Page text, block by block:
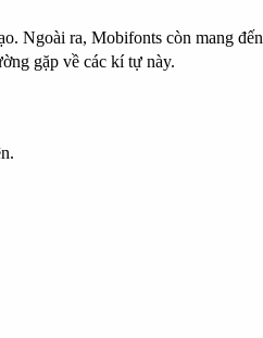
Ngoài ra, Mobifonts còn mang đến
gặp về các kí tự này.